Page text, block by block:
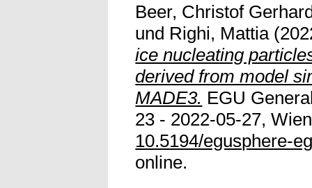
Beer, Christof
und Righi, Mattia
ice nucleating
derived from model
MADE3. EGU
23 - 2022-05-27,
10.5194/egusphere-
online.